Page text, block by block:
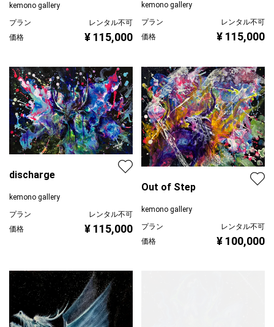
kemono gallery
プラン
レンタル不可
価格
¥ 115,000
kemono gallery
プラン
レンタル不可
価格
¥ 115,000
discharge
kemono gallery
プラン
レンタル不可
価格
¥ 115,000
Out of Step
kemono gallery
プラン
レンタル不可
価格
¥ 100,000